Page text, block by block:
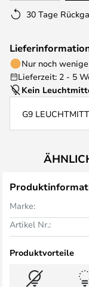
30 Tage
Nur noch
Lieferzeit: 2 - 5
Kein
G9
Marke:
Artikel Nr.:
Produktvorteile